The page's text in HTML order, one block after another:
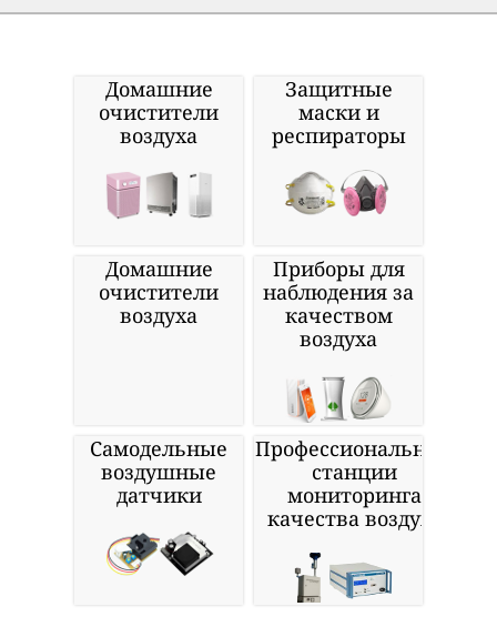
Домашние
очистители
воздуха
Защитные
маски и
респираторы
Домашние
очистители
воздуха
Приборы для
наблюдения за
качеством
воздуха
Самодельные
воздушные
датчики
Профессиональные
станции
мониторинга
качества воздуха